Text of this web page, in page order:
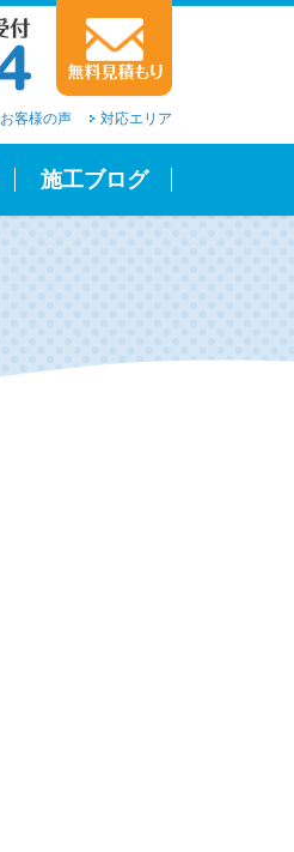
お客様の声 対応エリア
施工ブログ